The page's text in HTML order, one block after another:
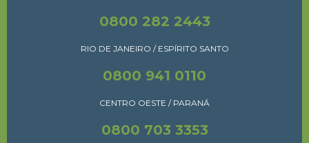
0800 282 2443
RIO DE JANEIRO / ESPÍRITO SANTO
0800 941 0110
CENTRO OESTE / PARANÁ
0800 703 3353